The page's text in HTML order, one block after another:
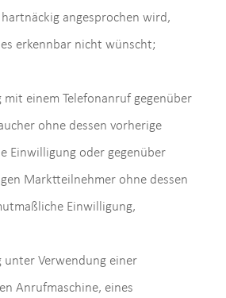
angesprochen wird,
erkennbar nicht wünscht;
mit einem Telefonanruf gegenüber
ohne dessen vorherige
Einwilligung oder gegenüber
Marktteilnehmer ohne dessen
Einwilligung,
unter Verwendung einer
Anrufmaschine, eines